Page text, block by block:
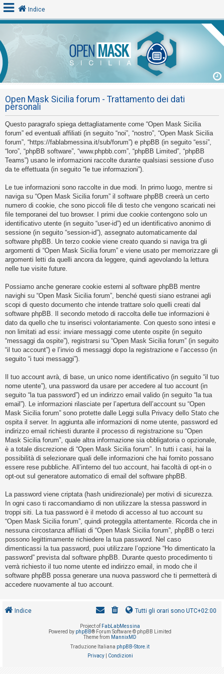
o
g
n
A
r
g
o
m
e
n
t
i
s
e
n
a
r
i
s
p
o
s
t
a
A
r
g
o
m
e
n
t
i
a
t
t
i
v
i
Indice
Open Mask Sicilia forum - Trattamento dei dati
personali
Questo paragrafo spiega dettagliatamente come “Open Mask Sicilia
forum” ed eventuali affiliati (in seguito “noi”, “nostro”, “Open Mask Sicilia
forum”, “https://fablabmessina.it/sub/forum”) e phpBB (in seguito “essi”,
“loro”, “phpBB software”, “www.phpbb.com”, “phpBB Limited”, “phpBB
Teams”) usano le informazioni raccolte durante qualsiasi sessione d’uso
da te effettuata (in seguito “le tue informazioni”).
Le tue informazioni sono raccolte in due modi. In primo luogo, mentre si
naviga su “Open Mask Sicilia forum” il software phpBB creerà un certo
numero di cookie, che sono piccoli file di testo che vengono scaricati nei
file temporanei del tuo browser. I primi due cookie contengono solo un
identificativo utente (in seguito “user-id”) ed un identificativo anonimo di
sessione (in seguito “session-id”), assegnato automaticamente dal
software phpBB. Un terzo cookie viene creato quando si naviga tra gli
argomenti di “Open Mask Sicilia forum” e viene usato per memorizzare gli
argomenti letti da quelli ancora da leggere, quindi agevolando la lettura
nelle tue visite future.
Possiamo anche generare cookie esterni al software phpBB mentre
navighi su “Open Mask Sicilia forum”, benché questi siano estranei agli
scopi di questo documento che intende trattare solo quelli creati dal
software phpBB. Il secondo metodo di raccolta delle tue informazioni è
dato da quello che tu inserisci volontariamente. Con questo sono intesi e
non limitati ad essi: inviare messaggi come utente ospite (in seguito
“messaggi da ospite”), registrarsi su “Open Mask Sicilia forum” (in seguito
“il tuo account”) e l’invio di messaggi dopo la registrazione e l’accesso (in
seguito “i tuoi messaggi”).
Il tuo account avrà, di base, un unico nome identificativo (in seguito “il tuo
nome utente”), una password da usare per accedere al tuo account (in
seguito “la tua password”) ed un indirizzo email valido (in seguito “la tua
email”). Le informazioni rilasciate per l’apertura dell’account su “Open
Mask Sicilia forum” sono protette dalle Leggi sulla Privacy dello Stato che
ospita il server. In aggiunta alle informazioni di nome utente, password ed
indirizzo email richiesti durante il processo di registrazione su “Open
Mask Sicilia forum”, quale altra informazione sia obbligatoria o opzionale,
è a totale discrezione di “Open Mask Sicilia forum”. In tutti i casi, hai la
possibilità di selezionare quali delle informazioni che hai fornito possano
essere rese pubbliche. All’interno del tuo account, hai facoltà di opt-in o
opt-out sul generatore automatico di email del software phpBB.
La password viene criptata (hash unidirezionale) per motivi di sicurezza.
In ogni caso ti raccomandiamo di non utilizzare la stessa password in
troppi siti. La tua password è il metodo di accesso al tuo account su
“Open Mask Sicilia forum”, quindi proteggila attentamente. Ricorda che in
nessuna circostanza affiliati di “Open Mask Sicilia forum”, phpBB o terzi
possono legittimamente richiedere la tua password. Nel caso
dimenticassi la tua password, puoi utilizzare l’opzione “Ho dimenticato la
password” prevista dal software phpBB. Durante questo procedimento ti
verrà richiesto il tuo nome utente ed indirizzo email, in modo che il
software phpBB possa generare una nuova password che ti permetterà di
accedere nuovamente al tuo account.
Indice Tutti gli orari sono UTC+02:00
Project of FabLabMessina
Powered by phpBB® Forum Software © phpBB Limited
Theme from MannixMD
Traduzione Italiana phpBB-Store.it
Privacy| Condizioni